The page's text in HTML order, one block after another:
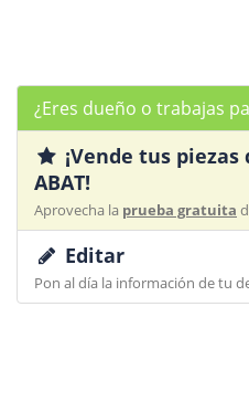
¿Eres dueño o trabajas
¡Vende tus piezas
ABAT!
Aprovecha la prueba gratuita
Editar
Pon al día la información de tu